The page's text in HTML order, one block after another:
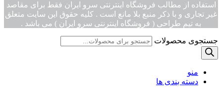
استفاده از مطالب فروشگاه اینترنتی سرو ایران فقط برای مقاصد
غیر تجاری و با ذکر منبع بلا مانع است . کلیه حقوق این سایت متعلق
به تیم طراحی ( فروشگاه اینترنتی سرو ایران ) می باشد .
جستجوی محصولات
منو
دسته بندی ها